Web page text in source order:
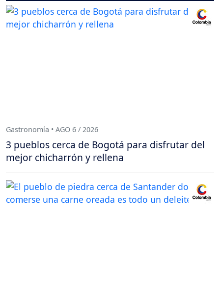
Gastronomía • AGO 6 / 2026
3 pueblos cerca de Bogotá para disfrutar del
mejor chicharrón y rellena